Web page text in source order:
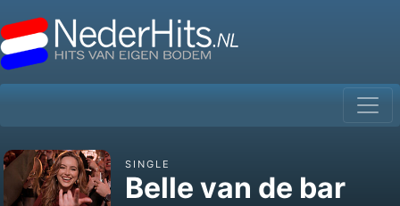
SINGLE
Belle van de bar